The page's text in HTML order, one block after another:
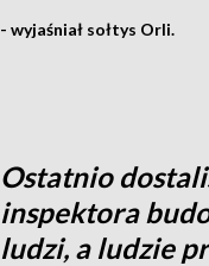
- wyjaśniał sołtys Orli.
Ostatnio
inspektora
ludzi, a ludzie